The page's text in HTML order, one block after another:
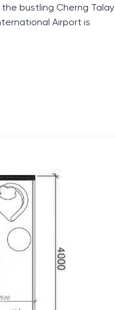
bustling Cherng Talay
Airport is